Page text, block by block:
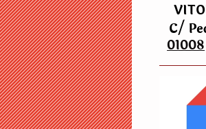
C/
01008